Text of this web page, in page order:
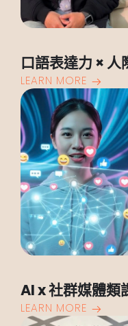
口語表達力 × 人
LEARN MORE
AI x 社群媒體類
LEARN MORE